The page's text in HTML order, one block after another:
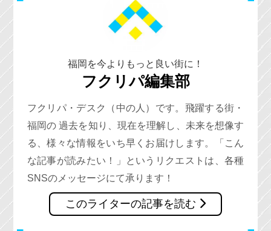
福岡を今よりもっと良い街に！
フクリパ編集部
フクリパ・デスク（中の人）です。飛躍する街・
福岡の 過去を知り、現在を理解し、未来を想像す
る、様々な情報をいち早くお届けします。「こん
な記事が読みたい！」というリクエストは、各種
SNSのメッセージにて承ります！
このライターの記事を読む